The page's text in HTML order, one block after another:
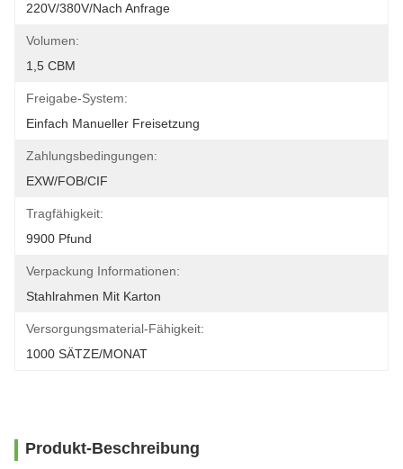
220V/380V/nach Anfrage
Volumen:
1,5 CBM
Freigabe-System:
Einfach Manueller Freisetzung
Zahlungsbedingungen:
EXW/FOB/CIF
Tragfähigkeit:
9900 Pfund
Verpackung Informationen:
Stahlrahmen Mit Karton
Versorgungsmaterial-Fähigkeit:
1000 SÄTZE/MONAT
Produkt-Beschreibung